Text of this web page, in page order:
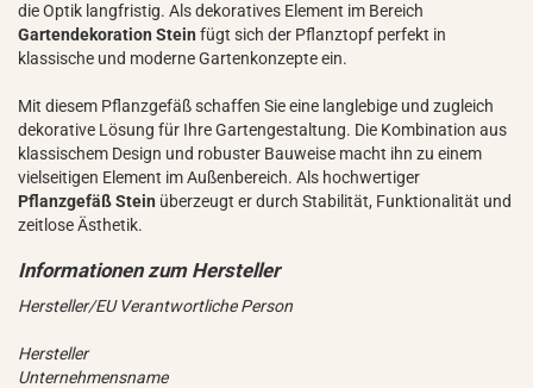
die Optik langfristig. Als dekoratives Element im Bereich
Gartendekoration Stein fügt sich der Pflanztopf perfekt in
klassische und moderne Gartenkonzepte ein.
Mit diesem Pflanzgefäß schaffen Sie eine langlebige und zugleich
dekorative Lösung für Ihre Gartengestaltung. Die Kombination aus
klassischem Design und robuster Bauweise macht ihn zu einem
vielseitigen Element im Außenbereich. Als hochwertiger
Pflanzgefäß Stein überzeugt er durch Stabilität, Funktionalität und
zeitlose Ästhetik.
Hersteller/EU Verantwortliche Person
Hersteller
Unternehmensname